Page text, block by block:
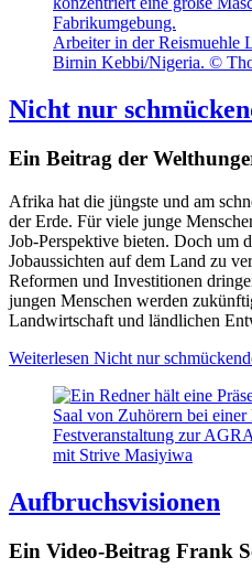
Arbeiter in der Reismuehle
Birnin Kebbi/Nigeria. ©
Nicht nur
Ein Beitrag der
Afrika hat die jüngste und am
der Erde. Für viele junge
Job-Perspektive bieten. Doch um
Jobaussichten auf dem Land zu
Reformen und Investitionen
jungen Menschen werden
Landwirtschaft und ländlichen
Weiterlesen Nicht nur
Festveranstaltung zur
mit Strive Masiyiwa
Aufbruchsvisionen
Ein Video-Beitrag Frank